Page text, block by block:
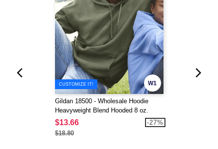
W1
CUSTOMIZE IT!
Gildan 18500 - Wholesale Hoodie
Heavyweight Blend Hooded 8 oz.
$13.66
$18.80
-27%